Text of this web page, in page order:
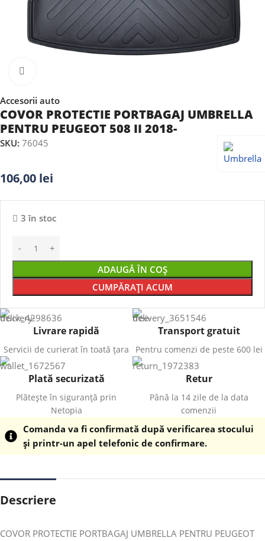
Accesorii auto
COVOR PROTECTIE PORTBAGAJ UMBRELLA
PENTRU PEUGEOT 508 II 2018-
SKU: 76045
106,00 lei
3 în stoc
ADAUGĂ ÎN COȘ
CUMPĂRAȚI ACUM
Livrare rapidă
Servicii de curierat în toată țara
Transport gratuit
Pentru comenzi de peste 600 lei
Plată securizată
Plătește în siguranță prin
Netopia
Retur
Până la 14 zile de la data
comenzii
Comanda va fi confirmată după verificarea stocului
și printr-un apel telefonic de confirmare.
Descriere
COVOR PROTECTIE PORTBAGAJ UMBRELLA PENTRU PEUGEOT